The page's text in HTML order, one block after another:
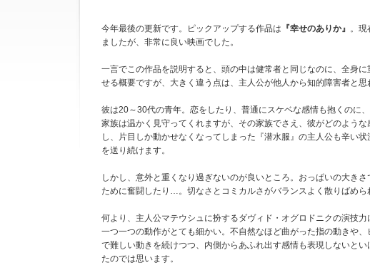
今年最後の更新です。ピックアップする作品は 『幸せのありか』 。現
ましたが、非常に良い映画でした。
一言でこの作品を説明すると、頭の中は健常者と同じなのに、全身
せる概要ですが、大きく違う点は、主人公が他人から知的障害者と思
彼は20～30代の青年。恋をしたり、普通にスケベな感情も抱くのに
家族は温かく見守ってくれますが、その家族でさえ、彼がどのよう
し、片目しか動かせなくなってしまった『潜水服』の主人公も辛い
を送り続けます。
しかし、意外と重くなり過ぎないのが良いところ。おっぱいの大き
ために奮闘したり…。切なさとコミカルさがバランスよく散りばめら
何より、主人公マテウシュに扮するダヴィド・オグロドニクの演技
一つ一つの動作がとても細かい。不自然なほど曲がった指の動きや
で難しい動きを続けつつ、内側からあふれ出す感情も表現しないと
たのでは思います。